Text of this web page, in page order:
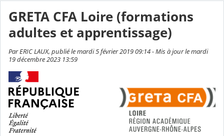
GRETA CFA Loire (formations
adultes et apprentissage)
Par ERIC LAUX, publié le mardi 5 février 2019 09:14 - Mis à jour le mardi
19 décembre 2023 13:59